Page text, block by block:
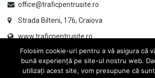
office@traficpentrusite.ro
Strada Bilteni, 176, Craiova
www.traficpentrusite.ro
Folosim cookie-uri pentru a vă asigura că
bună experiență pe site-ul nostru web.
utilizați acest site, vom presupune că